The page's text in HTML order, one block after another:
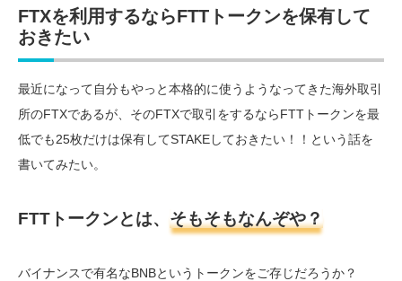
FTXを利用するならFTTトークンを保有して
おきたい
最近になって自分もやっと本格的に使うようなってきた海外取引
所のFTXであるが、そのFTXで取引をするならFTTトークンを最
低でも25枚だけは保有してSTAKEしておきたい！！という話を
書いてみたい。
FTTトークンとは、 そもそもなんぞや？
バイナンスで有名なBNBというトークンをご存じだろうか？